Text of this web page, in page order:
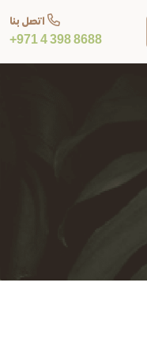
اتصل بنا
+971 4 398 8688